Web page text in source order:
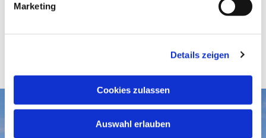
Marketing
Details zeigen
Cookies zulassen
Auswahl erlauben